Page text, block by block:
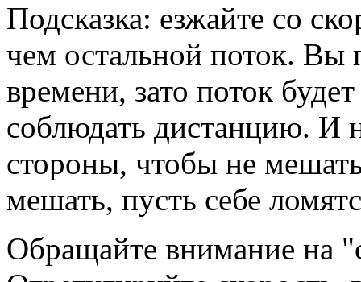
Подсказка: езжайте со
чем остальной поток. Вы
времени, зато поток
соблюдать дистанцию. И
стороны, чтобы не
мешать, пусть себе
Обращайте внимание на